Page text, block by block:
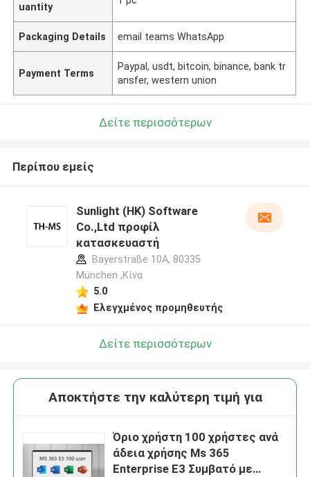
uantity
Packaging Details email teams WhatsApp
Payment Terms
Paypal, usdt, bitcoin, binance, bank tr
ansfer, western union
Δείτε περισσότερων
Περίπου εμείς
Sunlight (HK) Software
Co.,Ltd προφίλ
κατασκευαστή
Bayerstraße 10A, 80335
München ,Κίνα
5.0
Ελεγχμένος προμηθευτής
Δείτε περισσότερων
Αποκτήστε την καλύτερη τιμή για
Όριο χρήστη 100 χρήστες ανά
άδεια χρήσης Ms 365
Enterprise E3 Συμβατό με